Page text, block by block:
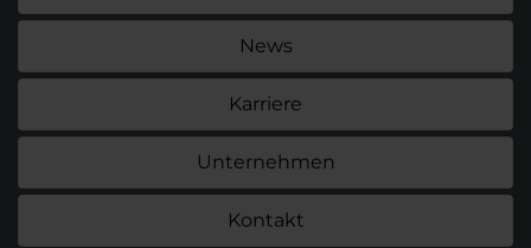
News
Karriere
Unternehmen
Kontakt